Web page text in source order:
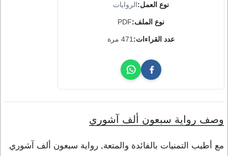
نوع العمل:الروايات
نوع الملف:PDF
عدد القراءات: 471 مرة
وصف رواية سبعون ألف آشوري
مع أطيب التمنيات بالفائدة والمتعة, رواية سبعون ألف آشوري